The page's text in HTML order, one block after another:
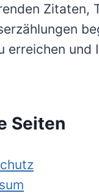
Zitaten,
erreichen und
Seiten